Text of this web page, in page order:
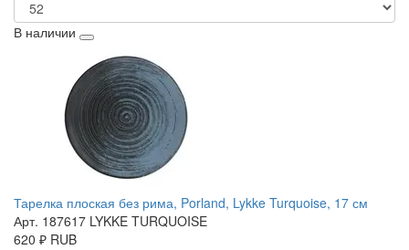
В наличии
Тарелка плоская без рима, Porland, Lykke Turquoise, 17 см
Арт. 187617 LYKKE TURQUOISE
620 ₽ RUB